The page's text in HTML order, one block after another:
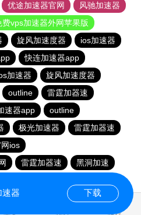
优途加速器官网
风驰加速器
费vps加速器外网苹果版
旋风加速度器
ios加速器
快连加速器app
加速器
旋风加速度器
outline
雷霆加器速
速器app
outline
极光加速器
雷霆加器速
ios
雷霆加器速
黑洞加速
速器 下载